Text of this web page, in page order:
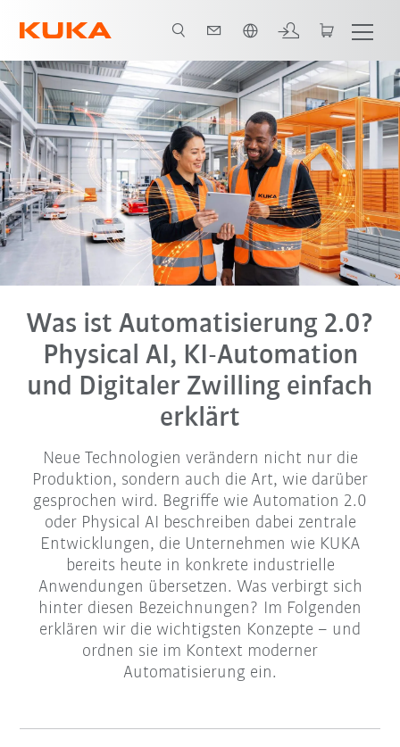
Twin End-to-End Automatisierung Alle System Partner FAQ
Was ist Automatisierung 2.0?
Physical AI, KI-Automation
und Digitaler Zwilling einfach
erklärt
Neue Technologien verändern nicht nur die
Produktion, sondern auch die Art, wie darüber
gesprochen wird. Begriffe wie Automation 2.0
oder Physical AI beschreiben dabei zentrale
Entwicklungen, die Unternehmen wie KUKA
bereits heute in konkrete industrielle
Anwendungen übersetzen. Was verbirgt sich
hinter diesen Bezeichnungen? Im Folgenden
erklären wir die wichtigsten Konzepte – und
ordnen sie im Kontext moderner
Automatisierung ein.